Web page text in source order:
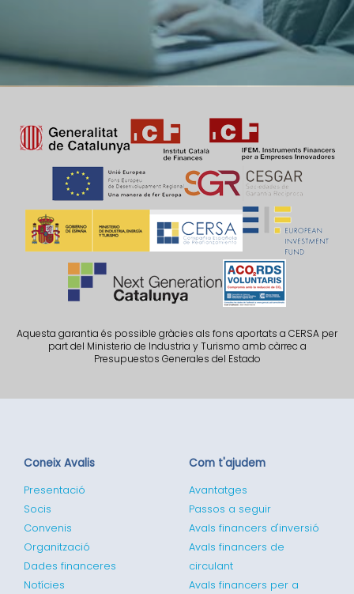
Aquesta garantia és possible gràcies als fons aportats a CERSA per
part del Ministerio de Industria y Turismo amb càrrec a
Presupuestos Generales del Estado
Coneix Avalis
Presentació
Socis
Convenis
Organització
Dades financeres
Notícies
Com t'ajudem
Avantatges
Passos a seguir
Avals financers d'inversió
Avals financers de
circulant
Avals financers per a